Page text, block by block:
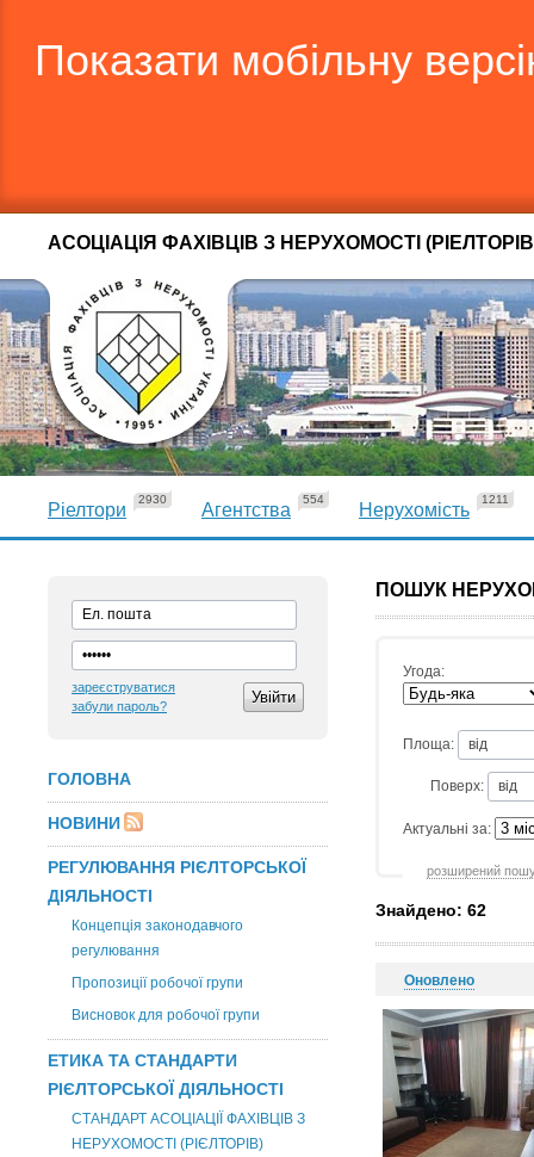
Показати мобільну
АСОЦІАЦІЯ ФАХІВЦІВ З НЕРУХОМОСТІ
Ріелтори
2930
Агентства
554
Нерухомість
1211
зареєструватися
забули пароль?
ГОЛОВНА
НОВИНИ
РЕГУЛЮВАННЯ РІЄЛТОРСЬКОЇ
ДІЯЛЬНОСТІ
Концепція законодавчого
регулювання
Пропозиції робочої групи
Висновок для робочої групи
ЕТИКА ТА СТАНДАРТИ
РІЄЛТОРСЬКОЇ ДІЯЛЬНОСТІ
СТАНДАРТ АСОЦІАЦІЇ ФАХІВЦІВ З
НЕРУХОМОСТІ (РІЄЛТОРІВ)
ПОШУК
Угода:
Площа:
Поверх:
Актуальні за:
розширений
Знайдено: 62
Оновлено